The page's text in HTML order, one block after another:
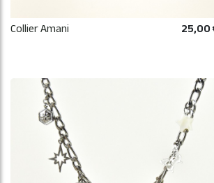
Collier Amani 25,00